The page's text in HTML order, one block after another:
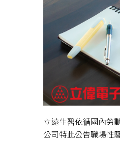
立遠生醫依循國內勞
公司特此公告職場性